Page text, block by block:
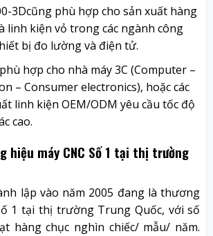
3Dcũng phù hợp cho sản xuất hàng
linh kiện vỏ trong các ngành công
bị đo lường và điện tử.
hợp cho nhà máy 3C (Computer –
– Consumer electronics), hoặc các
linh kiện OEM/ODM yêu cầu tốc độ
cao.
hiệu máy CNC Số 1 tại thị trường
lập vào năm 2005 đang là thương
1 tại thị trường Trung Quốc, với số
hàng chục nghìn chiếc/ mẫu/ năm.